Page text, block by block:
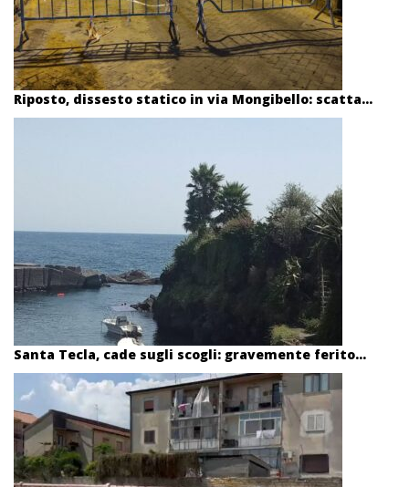
Riposto, dissesto statico in via Mongibello: scatta...
Santa Tecla, cade sugli scogli: gravemente ferito...